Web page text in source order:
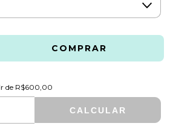
ALTERAR CEP
de R$600,00
CALCULAR